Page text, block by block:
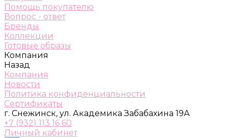
Помощь покупателю
Вопрос - ответ
Бренды
Коллекции
Готовые образы
Компания
Назад
Компания
Новости
Политика конфиденциальности
Сертификаты
г. Снежинск, ул. Академика Забабахина 19А
+7 (932) 113 16 60
Личный кабинет